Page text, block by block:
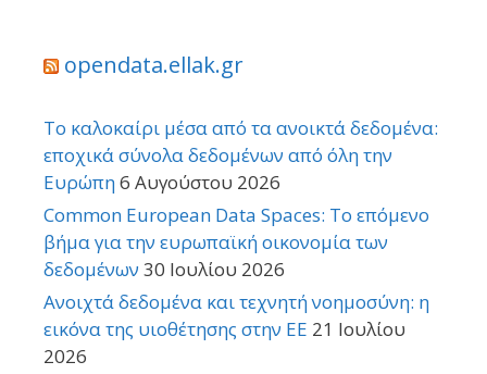
opendata.ellak.gr
Το καλοκαίρι μέσα από τα ανοικτά δεδομένα:
εποχικά σύνολα δεδομένων από όλη την
Ευρώπη6 Αυγούστου 2026
Common European Data Spaces: Το επόμενο
βήμα για την ευρωπαϊκή οικονομία των
δεδομένων 30 Ιουλίου 2026
Ανοιχτά δεδομένα και τεχνητή νοημοσύνη: η
εικόνα της υιοθέτησης στην ΕΕ 21 Ιουλίου
2026